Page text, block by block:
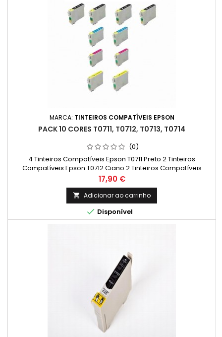
MARCA: TINTEIROS COMPATÍVEIS EPSON
PACK 10 CORES T0711, T0712, T0713, T0714
(0)
4 Tinteiros Compatíveis Epson T0711 Preto 2 Tinteiros
Compatíveis Epson T0712 Ciano 2 Tinteiros Compatíveis
Epson T0713 Magenta 2 Tinteiros Compatíveis Epson T0714
Amarelo
Preço
17,90 €
 Adicionar ao carrinho
 Disponível